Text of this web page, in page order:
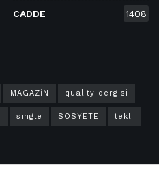
CADDE 1408
MAGAZİN quality dergisi
single SOSYETE tekli